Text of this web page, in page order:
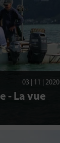
03 | 11 | 2020
- La vue